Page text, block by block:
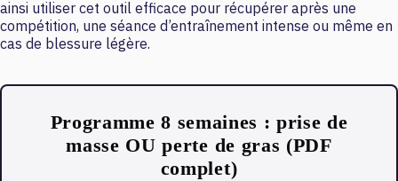
ainsi utiliser cet outil efficace pour récupérer après une
compétition, une séance d’entraînement intense ou même en
cas de blessure légère.
Programme 8 semaines : prise de
masse OU perte de gras (PDF
complet)